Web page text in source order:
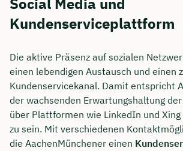
Kundenserviceplattform
Die aktive Präsenz auf sozialen
einen lebendigen Austausch und einen
Kundenservicekanal. Damit entspricht
der wachsenden Erwartungshaltung
über Plattformen wie LinkedIn und
zu sein. Mit verschiedenen
die AachenMünchener einen